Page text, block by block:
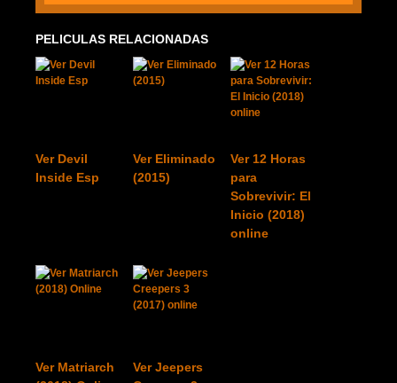
PELICULAS RELACIONADAS
Ver Devil
Inside Esp
Ver Eliminado
(2015)
Ver 12 Horas
para
Sobrevivir: El
Inicio (2018)
online
Ver Matriarch
Ver Jeepers